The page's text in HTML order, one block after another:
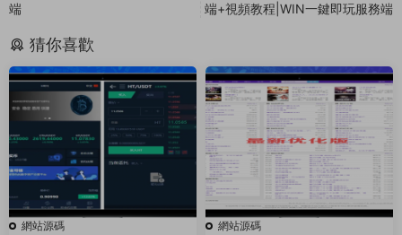
端
端+視頻教程|WIN一鍵即玩服務端
猜你喜歡
網站源碼 網站源碼